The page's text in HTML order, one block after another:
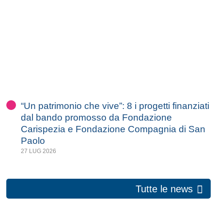
“Un patrimonio che vive”: 8 i progetti finanziati
dal bando promosso da Fondazione
Carispezia e Fondazione Compagnia di San
Paolo
27 LUG 2026
Tutte le news